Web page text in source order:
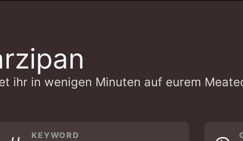
ihr in wenigen Minuten auf eurem
KEYWORD